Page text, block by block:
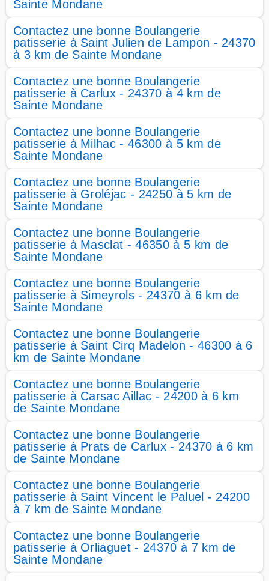
Sainte Mondane
Contactez une bonne Boulangerie
patisserie à Saint Julien de Lampon - 24370
à 3 km de Sainte Mondane
Contactez une bonne Boulangerie
patisserie à Carlux - 24370 à 4 km de
Sainte Mondane
Contactez une bonne Boulangerie
patisserie à Milhac - 46300 à 5 km de
Sainte Mondane
Contactez une bonne Boulangerie
patisserie à Groléjac - 24250 à 5 km de
Sainte Mondane
Contactez une bonne Boulangerie
patisserie à Masclat - 46350 à 5 km de
Sainte Mondane
Contactez une bonne Boulangerie
patisserie à Simeyrols - 24370 à 6 km de
Sainte Mondane
Contactez une bonne Boulangerie
patisserie à Saint Cirq Madelon - 46300 à 6
km de Sainte Mondane
Contactez une bonne Boulangerie
patisserie à Carsac Aillac - 24200 à 6 km
de Sainte Mondane
Contactez une bonne Boulangerie
patisserie à Prats de Carlux - 24370 à 6 km
de Sainte Mondane
Contactez une bonne Boulangerie
patisserie à Saint Vincent le Paluel - 24200
à 7 km de Sainte Mondane
Contactez une bonne Boulangerie
patisserie à Orliaguet - 24370 à 7 km de
Sainte Mondane